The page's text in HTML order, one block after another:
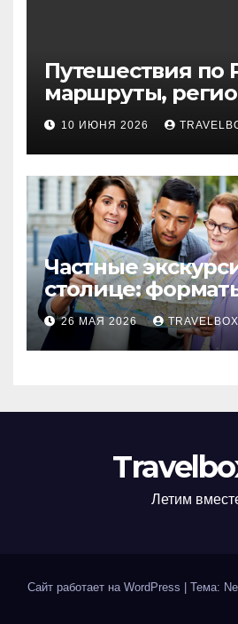
Путешествия по
маршруты,
особенности
10 ИЮНЯ 2026
Частные
столице:
маршруты и
организации
26 МАЯ 2026
Летим
Сайт работает на WordPress Тема: